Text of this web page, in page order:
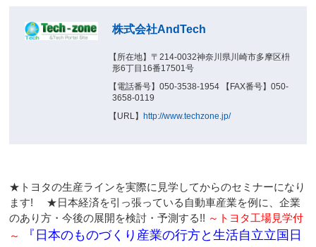
株式会社AndTech
【所在地】〒214-0032神奈川県川崎市多摩区枡
形6丁目16番17501号
【電話番号】050-3538-1954 【FAX番号】050-
3658-0119
【URL】
http://www.techzone.jp/
★トヨタの生産ラインを実際に見学してからのセミナーになり
ます! ★日本経済を引っ張っている自動車産業を例に、企業
のあり方・今後の展開を検討・予測する!! ～トヨタ工場見学付
～
『日本のものづくり産業の行方と生活自立立国日